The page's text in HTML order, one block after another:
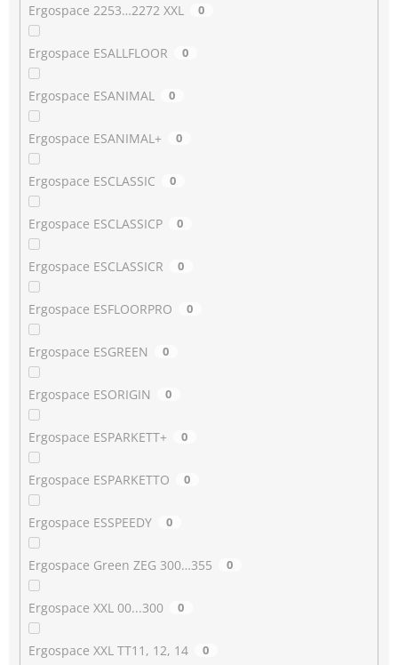
Ergospace 2253…2272 XXL 0
Ergospace ESALLFLOOR 0
Ergospace ESANIMAL 0
Ergospace ESANIMAL+ 0
Ergospace ESCLASSIC 0
Ergospace ESCLASSICP 0
Ergospace ESCLASSICR 0
Ergospace ESFLOORPRO 0
Ergospace ESGREEN 0
Ergospace ESORIGIN 0
Ergospace ESPARKETT+ 0
Ergospace ESPARKETTO 0
Ergospace ESSPEEDY 0
Ergospace Green ZEG 300…355 0
Ergospace XXL 00...300 0
Ergospace XXL TT11, 12, 14 0